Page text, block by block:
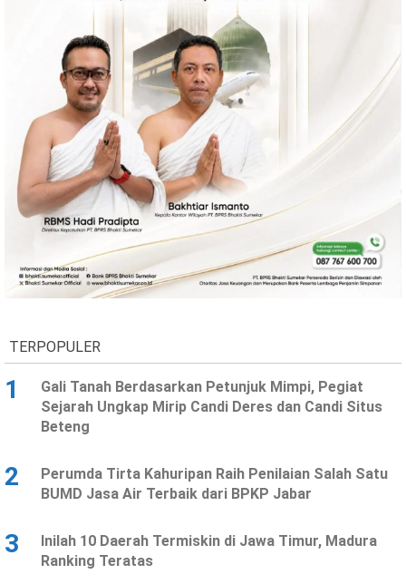
TERPOPULER
1
Gali Tanah Berdasarkan Petunjuk Mimpi, Pegiat
Sejarah Ungkap Mirip Candi Deres dan Candi Situs
Beteng
2
Perumda Tirta Kahuripan Raih Penilaian Salah Satu
BUMD Jasa Air Terbaik dari BPKP Jabar
3
Inilah 10 Daerah Termiskin di Jawa Timur, Madura
Ranking Teratas